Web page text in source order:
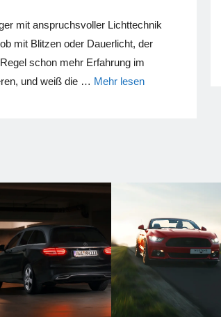
mit anspruchsvoller Lichttechnik
mit Blitzen oder Dauerlicht, der
schon mehr Erfahrung im
und weiß die … Mehr lesen